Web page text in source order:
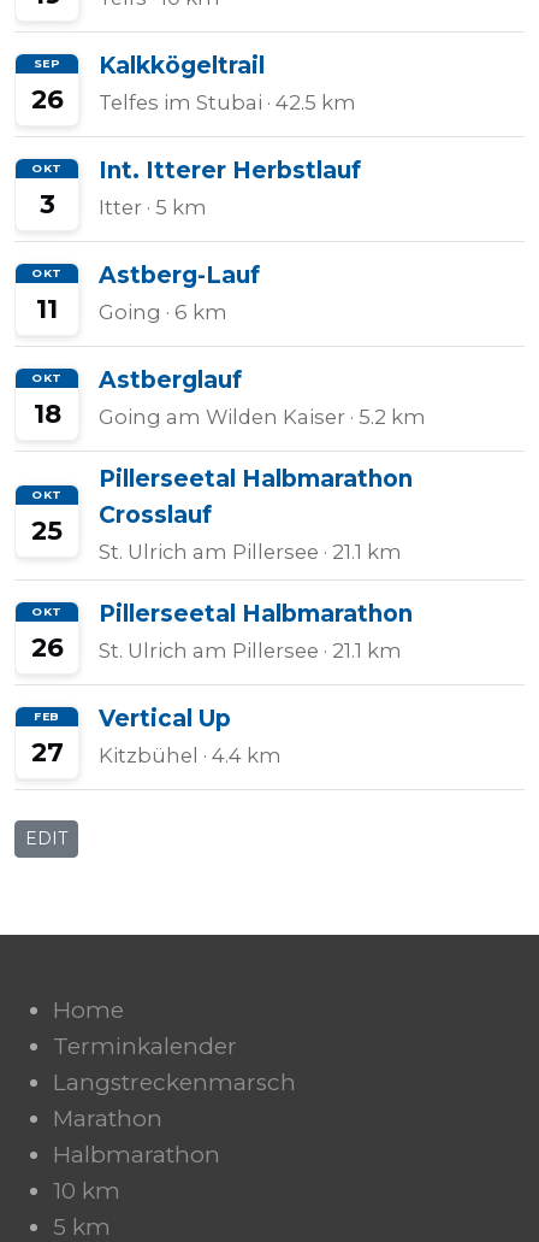
SEP
26
Kalkkögeltrail
Telfes im Stubai · 42.5 km
OKT
3
Int. Itterer Herbstlauf
Itter · 5 km
OKT
11
Astberg-Lauf
Going · 6 km
OKT
18
Astberglauf
Going am Wilden Kaiser · 5.2 km
OKT
25
Pillerseetal Halbmarathon
Crosslauf
St. Ulrich am Pillersee · 21.1 km
OKT
26
Pillerseetal Halbmarathon
St. Ulrich am Pillersee · 21.1 km
FEB
27
Vertical Up
Kitzbühel · 4.4 km
EDIT
Home
Terminkalender
Langstreckenmarsch
Marathon
Halbmarathon
10 km
5 km